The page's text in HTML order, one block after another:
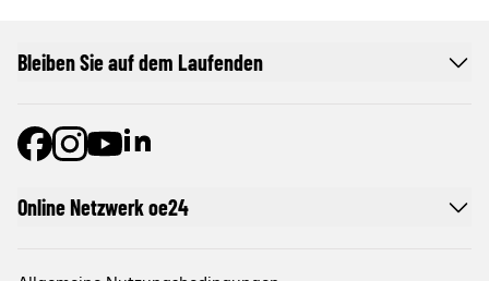
Online Netzwerk oe24
Bleiben Sie auf dem Laufenden